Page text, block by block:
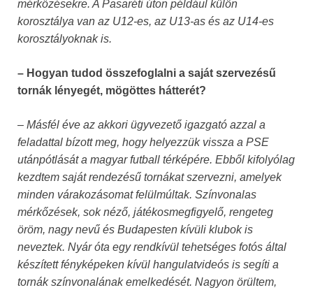
mérkőzésekre. A Pasaréti úton például külön
korosztálya van az U12-es, az U13-as és az U14-es
korosztályoknak is.
– Hogyan tudod összefoglalni a saját szervezésű
tornák lényegét, mögöttes hátterét?
– Másfél éve az akkori ügyvezető igazgató azzal a
feladattal bízott meg, hogy helyezzük vissza a PSE
utánpótlását a magyar futball térképére. Ebből kifolyólag
kezdtem saját rendezésű tornákat szervezni, amelyek
minden várakozásomat felülmúltak. Színvonalas
mérkőzések, sok néző, játékosmegfigyelő, rengeteg
öröm, nagy nevű és Budapesten kívüli klubok is
neveztek. Nyár óta egy rendkívül tehetséges fotós által
készített fényképeken kívül hangulatvideós is segíti a
tornák színvonalának emelkedését. Nagyon örültem,